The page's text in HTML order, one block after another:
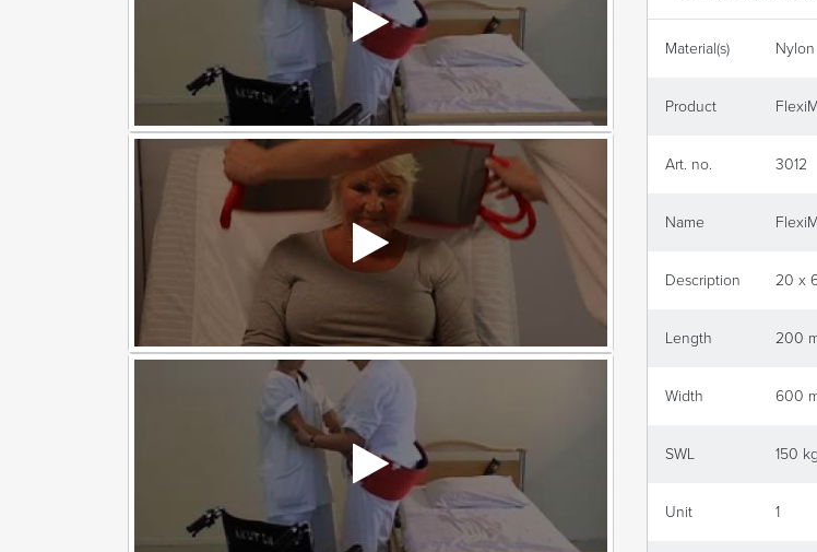
Material(s) Nylon
Product
Art. no. 3012
Name
Description 20 x
Length 200
Width 600
SWL 150 kg
Unit 1